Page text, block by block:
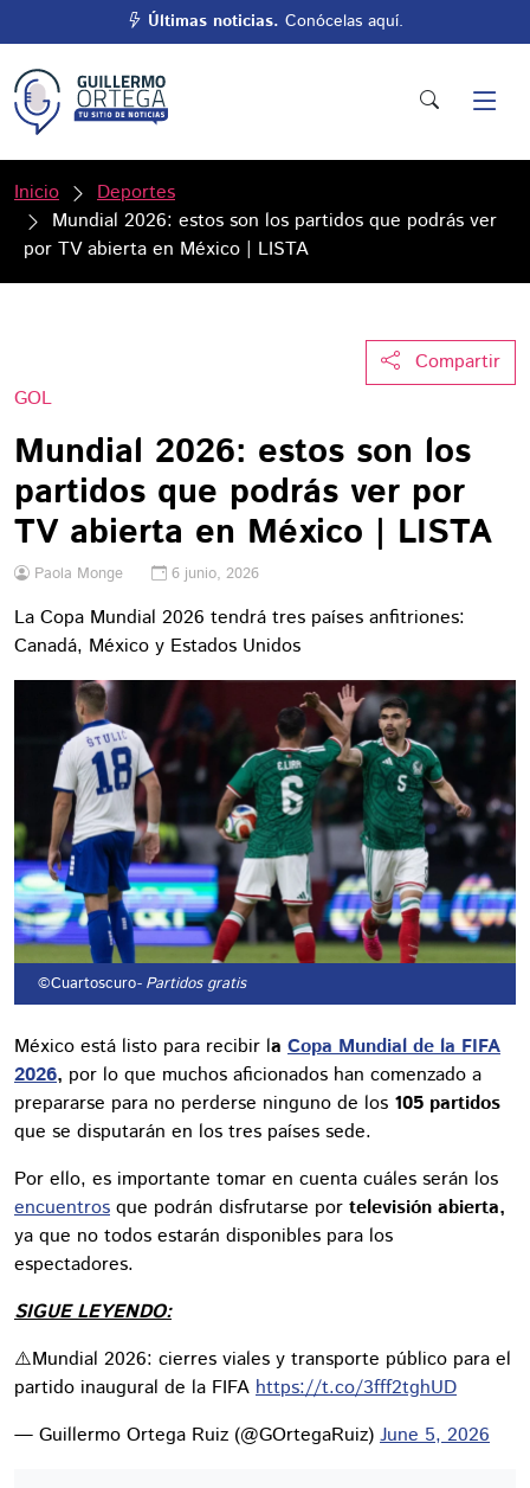
Últimas noticias. Conócelas aquí.
Inicio
Deportes
Mundial 2026: estos son los partidos que podrás ver
por TV abierta en México | LISTA
Compartir
GOL
Mundial 2026: estos son los
partidos que podrás ver por
TV abierta en México | LISTA
Paola Monge 6 junio, 2026
La Copa Mundial 2026 tendrá tres países anfitriones:
Canadá, México y Estados Unidos
©Cuartoscuro- Partidos gratis
México está listo para recibir la Copa Mundial de la FIFA
2026, por lo que muchos aficionados han comenzado a
prepararse para no perderse ninguno de los 105 partidos
que se disputarán en los tres países sede.
Por ello, es importante tomar en cuenta cuáles serán los
encuentros que podrán disfrutarse por televisión abierta,
ya que no todos estarán disponibles para los
espectadores.
SIGUE LEYENDO:
⚠️Mundial 2026: cierres viales y transporte público para el
partido inaugural de la FIFA https://t.co/3fff2tghUD
— Guillermo Ortega Ruiz (@GOrtegaRuiz) June 5, 2026